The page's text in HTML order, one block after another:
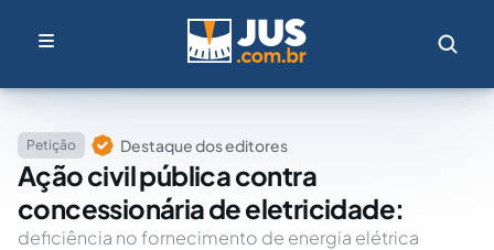
Petição Destaque dos editores
Ação civil pública contra
concessionária de eletricidade:
deficiência no fornecimento de energia elétrica